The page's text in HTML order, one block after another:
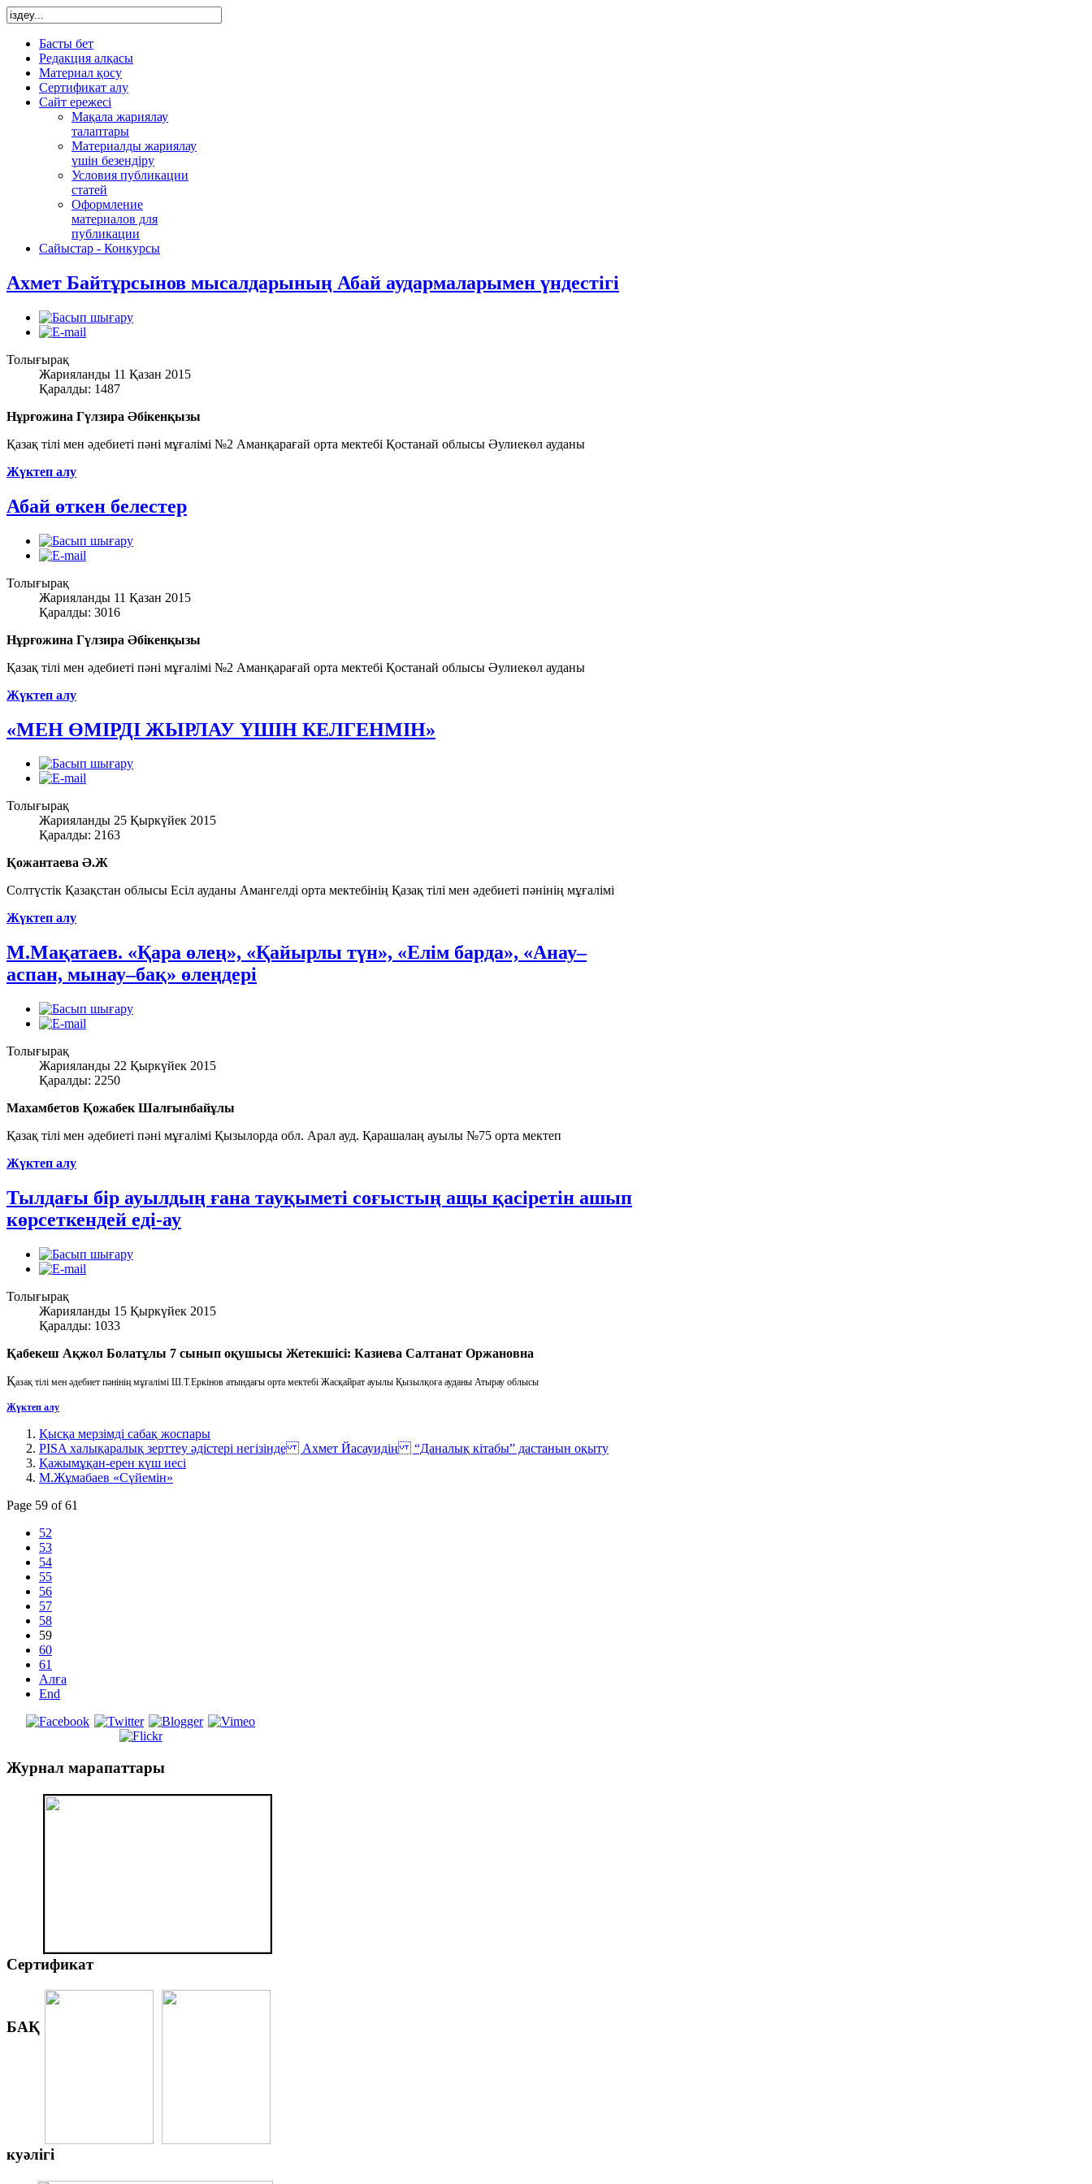
Басты бет
Редакция алқасы
Материал қосу
Сертификат алу
Сайт ережесі
Мақала жариялау
талаптары
Материалды жариялау
үшін безендіру
Условия публикации
статей
Оформление
материалов для
публикации
Сайыстар - Конкурсы
Ахмет Байтұрсынов мысалдарының Абай аудармаларымен үндестігі
Толығырақ
Жарияланды 11 Қазан 2015
Қаралды: 1487
Нұрғожина Гүлзира Әбікенқызы
Қазақ тілі мен әдебиеті пәні мұғалімі №2 Аманқарағай орта мектебі Қостанай облысы Әулиекөл ауданы
Жүктеп алу
Абай өткен белестер
Толығырақ
Жарияланды 11 Қазан 2015
Қаралды: 3016
Нұрғожина Гүлзира Әбікенқызы
Қазақ тілі мен әдебиеті пәні мұғалімі №2 Аманқарағай орта мектебі Қостанай облысы Әулиекөл ауданы
Жүктеп алу
«МЕН ӨМІРДІ ЖЫРЛАУ ҮШІН КЕЛГЕНМІН»
Толығырақ
Жарияланды 25 Қыркүйек 2015
Қаралды: 2163
Қожантаева Ә.Ж
Солтүстік Қазақстан облысы Есіл ауданы Амангелді орта мектебінің Қазақ тілі мен әдебиеті пәнінің мұғалімі
Жүктеп алу
М.Мақатаев. «Қара өлең», «Қайырлы түн», «Елім барда», «Анау–
аспан, мынау–бақ» өлеңдері
Толығырақ
Жарияланды 22 Қыркүйек 2015
Қаралды: 2250
Махамбетов Қожабек Шалғынбайұлы
Қазақ тілі мен әдебиеті пәні мұғалімі Қызылорда обл. Арал ауд. Қарашалаң ауылы №75 орта мектеп
Жүктеп алу
Тылдағы бір ауылдың ғана тауқыметі соғыстың ащы қасіретін ашып
көрсеткендей еді-ау
Толығырақ
Жарияланды 15 Қыркүйек 2015
Қаралды: 1033
Қабекеш Ақжол Болатұлы 7 сынып оқушысы Жетекшісі: Казиева Салтанат Оржановна
Қазақ тілі мен әдебиет пәнінің мұғалімі Ш.Т.Еркінов атындағы орта мектебі Жасқайрат ауылы Қызылқоға ауданы Атырау облысы
Жүктеп алу
Қысқа мерзімді сабақ жоспары
PISA халықаралық зерттеу әдістері негізінде Ахмет Йасауидің “Даналық кітабы” дастанын оқыту
Қажымұқан-ерен күш иесі
М.Жұмабаев «Сүйемін»
Page 59 of 61
52
53
54
55
56
57
58
59
60
61
Алға
End
Журнал марапаттары
Сертификат
БАҚ
куәлігі